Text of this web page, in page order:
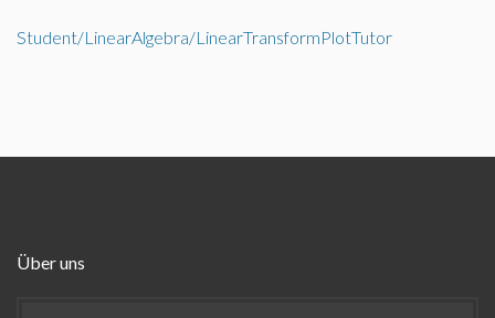
Student/LinearAlgebra/LinearTransformPlotTutor
Über uns